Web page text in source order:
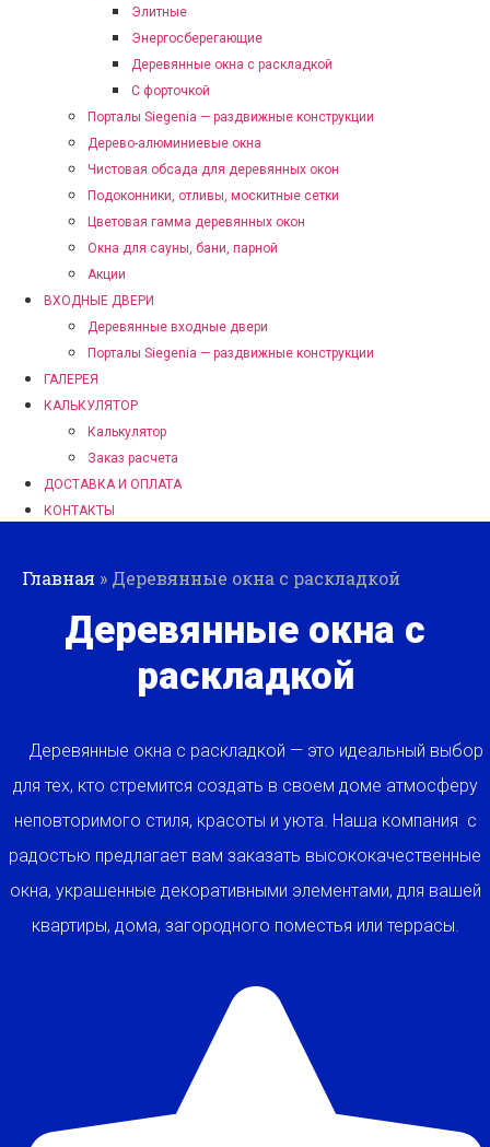
Элитные
Энергосберегающие
Деревянные окна с раскладкой
С форточкой
Порталы Siegenia — раздвижные конструкции
Дерево-алюминиевые окна
Чистовая обсада для деревянных окон
Подоконники, отливы, москитные сетки
Цветовая гамма деревянных окон
Окна для сауны, бани, парной
Акции
ВХОДНЫЕ ДВЕРИ
Деревянные входные двери
Порталы Siegenia — раздвижные конструкции
ГАЛЕРЕЯ
КАЛЬКУЛЯТОР
Калькулятор
Заказ расчета
ДОСТАВКА И ОПЛАТА
КОНТАКТЫ
Главная » Деревянные окна с раскладкой
Деревянные окна с
раскладкой
Деревянные окна с раскладкой — это идеальный выбор
для тех, кто стремится создать в своем доме атмосферу
неповторимого стиля, красоты и уюта. Наша компания с
радостью предлагает вам заказать высококачественные
окна, украшенные декоративными элементами, для вашей
квартиры, дома, загородного поместья или террасы.